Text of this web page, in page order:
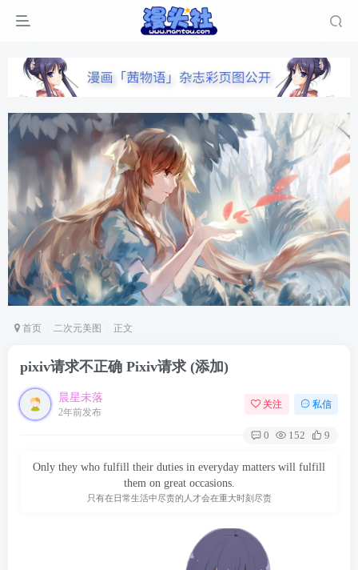
首页 二次元美图 正文
pixiv请求不正确 Pixiv请求 (添加)
晨星未落
2年前发布
关注 私信
0 152 9
Only they who fulfill their duties in everyday matters will fulfill
them on great occasions.
只有在日常生活中尽责的人才会在重大时刻尽责